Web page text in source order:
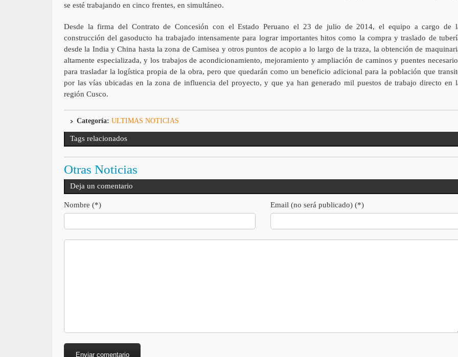
se esté trabajando en cinco frentes, en simultáneo.
Desde la firma del Contrato de Concesión con el Estado Peruano el 23 de julio de 2014, el equipo a cargo de
construcción del gasoducto ha trabajado intensamente para lograr importantes hitos como la compra y traslado de
desde la India y China hasta la zona de Camisea y otros puntos de acopio a lo largo de la traza, la obtención de
altamente especializada, y los trabajos de acondicionamiento, mejoramiento y ampliación de caminos y puentes
para trasladar la logística propia de la obra, pero que quedarán como un beneficio adicional para la población que
por las vías ubicadas en la zona de influencia del proyecto, y que ya han generado mil puestos de trabajo directo en
región Cusco.
Categoría: ULTIMAS NOTICIAS
Tags relacionados
Otras Noticias
Deja un comentario
Nombre (*) Email (no será publicado) (*)